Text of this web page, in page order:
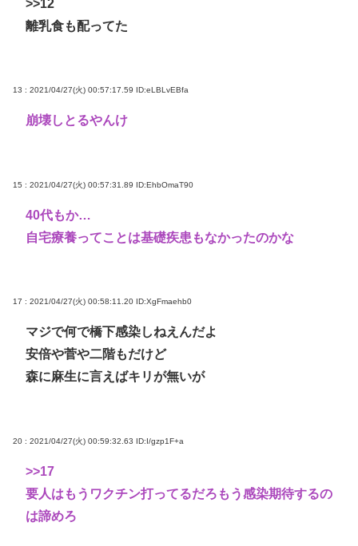
>>12
離乳食も配ってた
13 : 2021/04/27(火) 00:57:17.59 ID:eLBLvEBfa
崩壊しとるやんけ
15 : 2021/04/27(火) 00:57:31.89 ID:EhbOmaT90
40代もか…
自宅療養ってことは基礎疾患もなかったのかな
17 : 2021/04/27(火) 00:58:11.20 ID:XgFmaehb0
マジで何で橋下感染しねえんだよ
安倍や菅や二階もだけど
森に麻生に言えばキリが無いが
20 : 2021/04/27(火) 00:59:32.63 ID:I/gzp1F+a
>>17
要人はもうワクチン打ってるだろもう感染期待するの
は諦めろ